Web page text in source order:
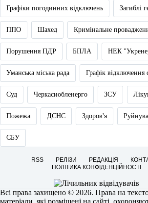
Графіки погодинних відключень Загиблі
ППО Шахед Кримінальне
Порушення ПДР БПЛА НЕК
Уманська міська рада Графік відключення
Суд Черкасиобленерго ЗСУ
Пожежа ДСНС Здоров'я
СБУ
RSS РЕЛІЗИ РЕДАКЦІЯ
ПОЛІТИКА КОНФІДЕНЦІЙНОСТІ
Всі права захищено © 2026. Права на
матеріали, які розміщені на сайті,